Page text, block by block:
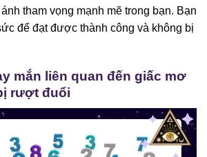
tham vọng mạnh mẽ trong bạn. Bạn
để đạt được thành công và không bị
mắn liên quan đến giấc mơ
rượt đuổi